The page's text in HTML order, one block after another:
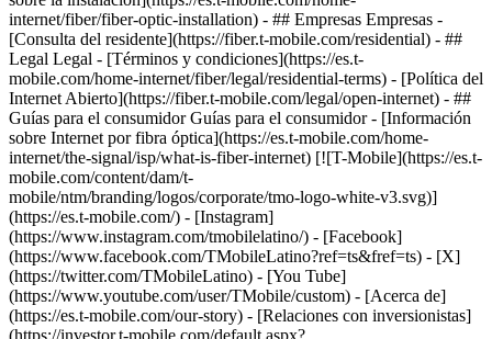
internet/fiber/fiber-optic-installation) - ## Empresas Empresas -
[Consulta del residente](https://fiber.t-mobile.com/residential) - ##
Legal Legal - [Términos y condiciones](https://es.t-
mobile.com/home-internet/fiber/legal/residential-terms) - [Política del
Internet Abierto](https://fiber.t-mobile.com/legal/open-internet) - ##
Guías para el consumidor Guías para el consumidor - [Información
sobre Internet por fibra óptica](https://es.t-mobile.com/home-
internet/the-signal/isp/what-is-fiber-internet) [![T-Mobile](https://es.t-
mobile.com/content/dam/t-
mobile/ntm/branding/logos/corporate/tmo-logo-white-v3.svg)]
(https://es.t-mobile.com/) - [Instagram]
(https://www.instagram.com/tmobilelatino/) - [Facebook]
(https://www.facebook.com/TMobileLatino?ref=ts&fref=ts) - [X]
(https://twitter.com/TMobileLatino) - [You Tube]
(https://www.youtube.com/user/TMobile/custom) - [Acerca de]
(https://es.t-mobile.com/our-story) - [Relaciones con inversionistas]
(https://investor.t-mobile.com/default.aspx?